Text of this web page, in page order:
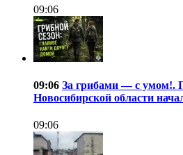
09:06
09:06 За грибами — с умом!.
Новосибирской области
09:06